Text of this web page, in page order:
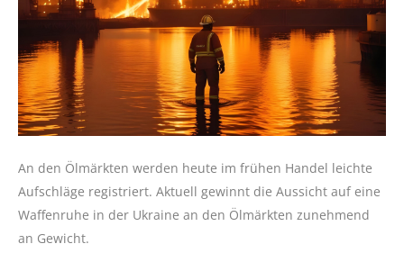
An den Ölmärkten werden heute im frühen Handel leichte
Aufschläge registriert. Aktuell gewinnt die Aussicht auf eine
Waffenruhe in der Ukraine an den Ölmärkten zunehmend
an Gewicht.